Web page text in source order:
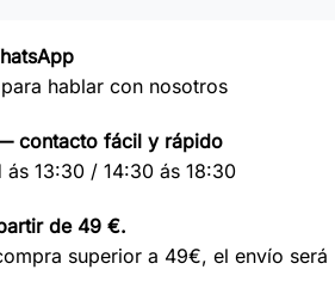
hablar con nosotros
contacto fácil y rápido
ás 13:30 / 14:30 ás 18:30
de 49 €.
superior a 49€, el envío será